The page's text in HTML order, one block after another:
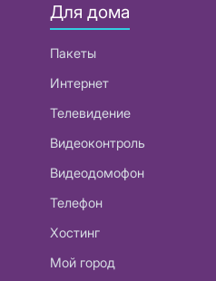
Для дома
Пакеты
Интернет
Телевидение
Видеоконтроль
Видеодомофон
Телефон
Хостинг
Мой город